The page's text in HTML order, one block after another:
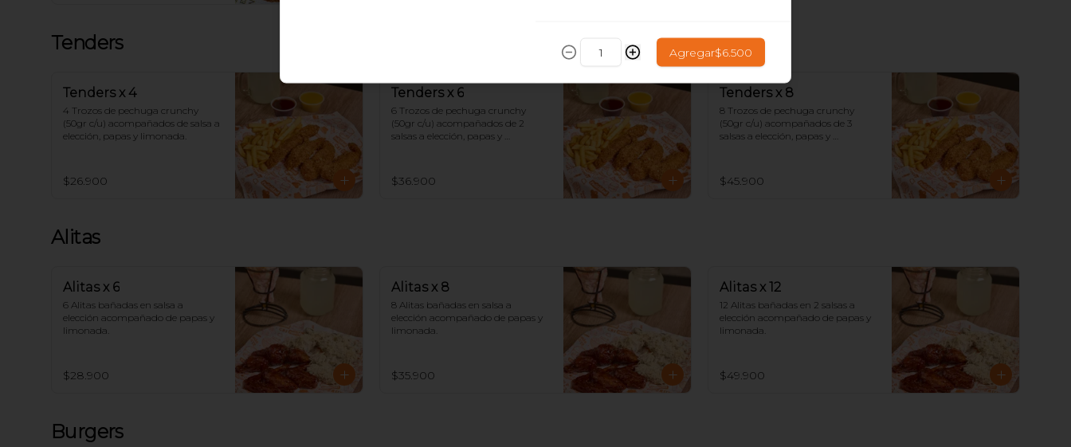
Tenders
Tenders x 4
4 Trozos de pechuga crunchy
(50gr c/u) acompañados de salsa a
elección, papas y limonada.
$26.900
Tenders x 6
6 Trozos de pechuga crunchy
(50gr c/u) acompañados de 2
salsas a elección, papas y
$36.900
Tenders x 8
8 Trozos de pechuga crunchy
(50gr c/u) acompañados de 3
salsas a elección, papas y
$45.900
Alitas
Alitas x 6
6 Alitas bañadas en salsa a
elección acompañado de papas y
limonada.
$28.900
Alitas x 8
8 Alitas bañadas en salsa a
elección acompañado de papas y
limonada.
$35.900
Alitas x 12
12 Alitas bañadas en 2 salsas a
elección acompañado de papas y
limonada.
$49.900
Burgers
Agregar$6.500